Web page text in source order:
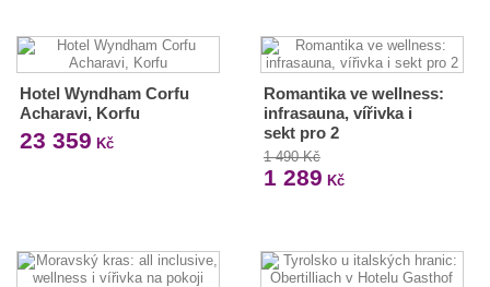
Hotel Wyndham Corfu
Acharavi, Korfu
23 359 Kč
Romantika ve wellness:
infrasauna, vířivka i
sekt pro 2
1 490 Kč
1 289 Kč